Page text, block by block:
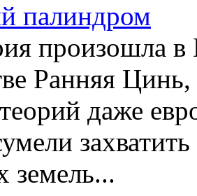
палиндром
произошла в
Ранняя
даже
земель...